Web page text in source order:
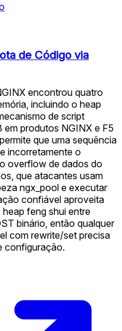
de Código via
encontrou quatro
incluindo o heap
de script
produtos NGINX e F5
que uma sequência
incorretamente o
overflow de dados do
que atacantes usam
ngx_pool e executar
confiável aproveita
feng shui entre
binário, então qualquer
com rewrite/set precisa
configuração.